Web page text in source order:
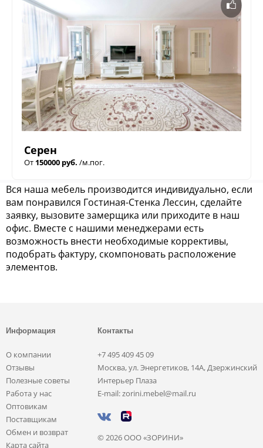
Серен
От 150000 руб. /м.пог.
Вся наша мебель производится индивидуально, если
вам понравился Гостиная-Стенка Лессин, сделайте
заявку, вызовите замерщика или приходите в наш
офис. Вместе с нашими менеджерами есть
возможность внести необходимые коррективы,
подобрать фактуру, скомпоновать расположение
элементов.
Информация
О компании
Отзывы
Полезные советы
Работа у нас
Оптовикам
Поставщикам
Обмен и возврат
Карта сайта
Контакты
+7 495 409 45 09
Москва, ул. Энергетиков, 14А, Дзержинский
Интерьер Плаза
E-mail: zorini.mebel@mail.ru
© 2026 ООО «ЗОРИНИ»